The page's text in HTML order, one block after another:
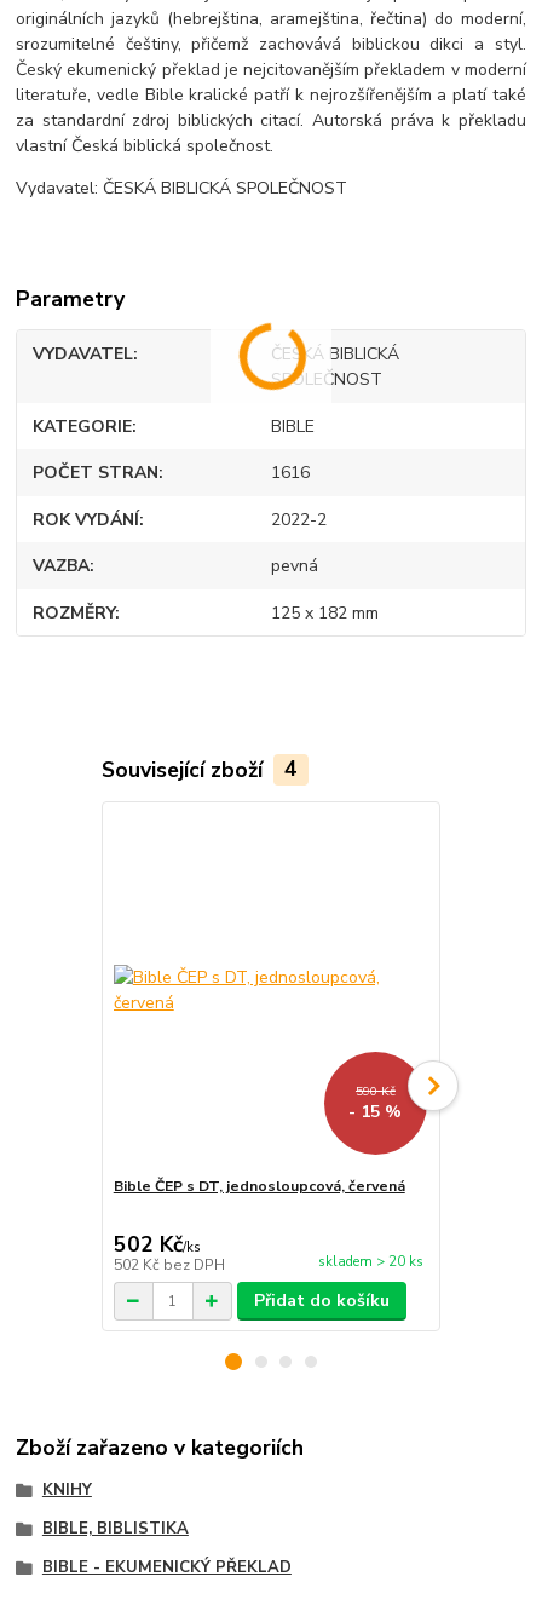
originálních jazyků (hebrejština, aramejština, řečtina) do moderní,
srozumitelné češtiny, přičemž zachovává biblickou dikci a styl.
Český ekumenický překlad je nejcitovanějším překladem v moderní
literatuře, vedle Bible kralické patří k nejrozšířenějším a platí také
za standardní zdroj biblických citací. Autorská práva k překladu
vlastní Česká biblická společnost.
Vydavatel: ČESKÁ BIBLICKÁ SPOLEČNOST
Parametry
VYDAVATEL
ČESKÁ BIBLICKÁ
SPOLEČNOST
KATEGORIE BIBLE
POČET STRAN 1616
ROK VYDÁNÍ 2022-2
VAZBA pevná
ROZMĚRY 125 x 182 mm
Související zboží 4
590 Kč
- 15 %
Bible ČEP s DT, jednosloupcová, červená
502 Kč/ks
502 Kč bez DPH skladem > 20 ks
Přidat do košíku
Zboží zařazeno v kategoriích
KNIHY
BIBLE, BIBLISTIKA
BIBLE - EKUMENICKÝ PŘEKLAD